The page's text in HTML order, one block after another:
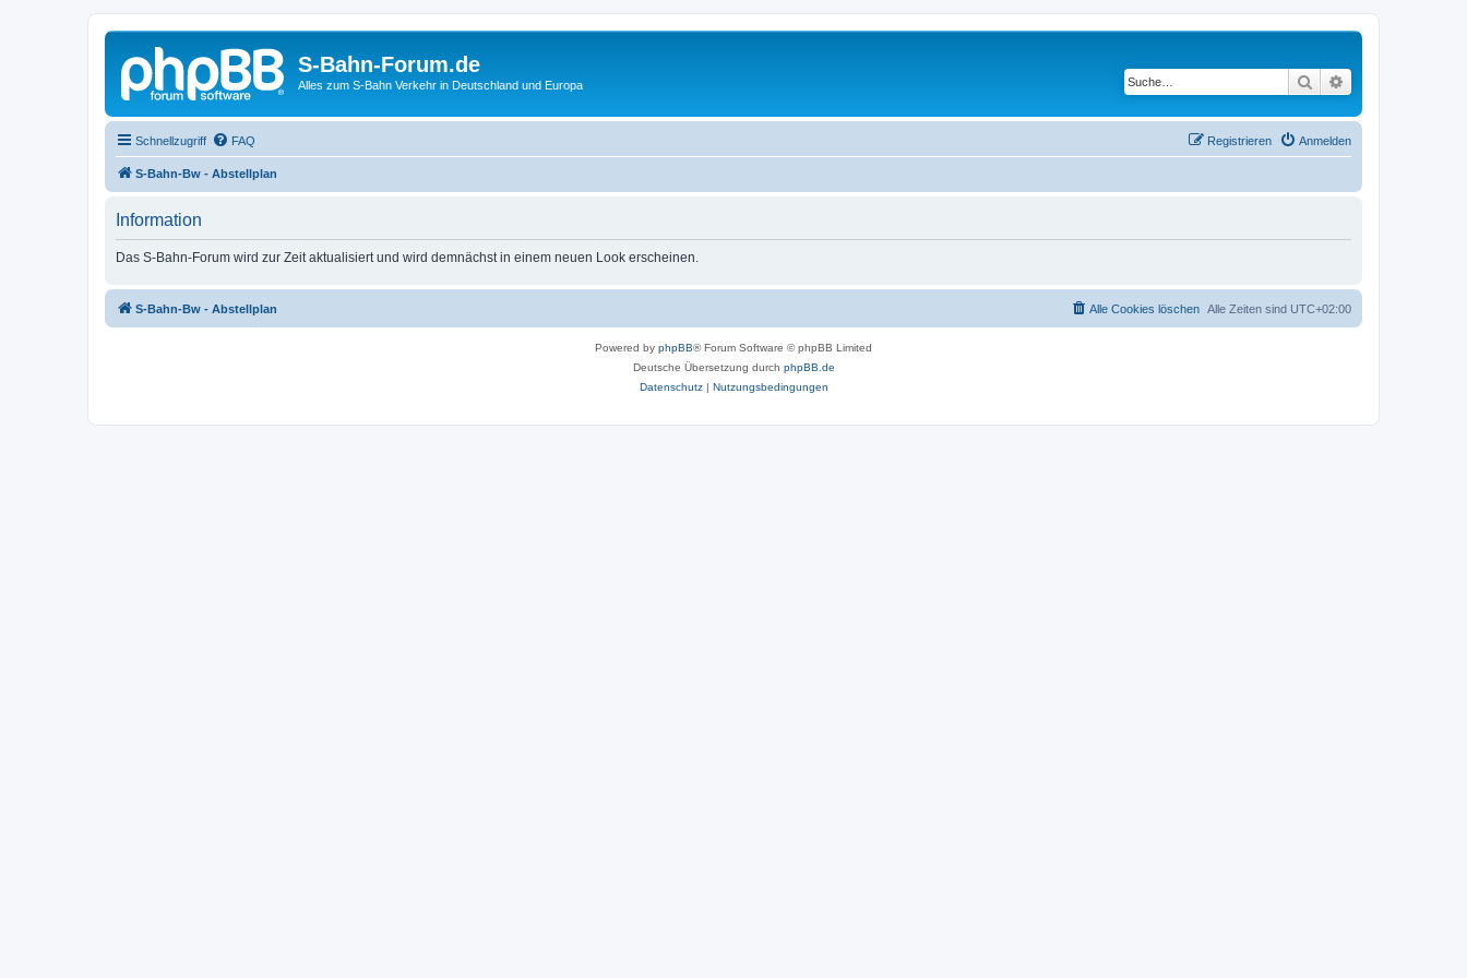
S-Bahn-Forum.de
Alles zum S-Bahn Verkehr in Deutschland und Europa Suche
Schnellzugriff FAQ Anmelden
Registrieren
S-Bahn-Bw - Abstellplan
Information
Das S-Bahn-Forum wird zur Zeit aktualisiert und wird demnächst in einem neuen Look erscheinen.
S-Bahn-Bw - Abstellplan Alle Zeiten sind UTC+02:00
Alle Cookies löschen
Powered by phpBB® Forum Software © phpBB Limited
Deutsche Übersetzung durch phpBB.de
Datenschutz| Nutzungsbedingungen